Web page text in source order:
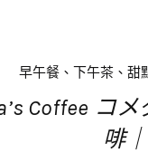
早午餐、下午茶、甜
Coffee コ
啡｜